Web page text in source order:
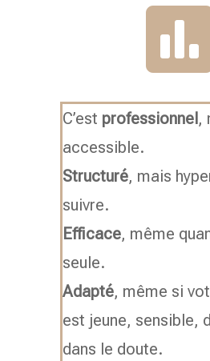

C’est professionnel,
accessible.
Structuré, mais
suivre.
Efficace, même
seule.
Adapté, même si
est jeune, sensible,
dans le doute.